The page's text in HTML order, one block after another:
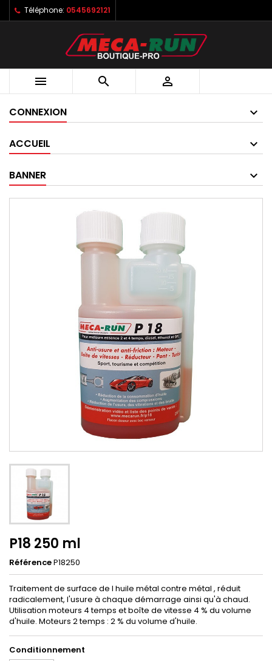
Téléphone: 0545692121
  
CONNEXION
ACCUEIL
BANNER
P18 250 ml
RéférenceP18250
Traitement de surface de l huile métal contre métal , réduit
radicalement, l'usure à chaque démarrage ainsi qu'à chaud.
Utilisation moteurs 4 temps et boîte de vitesse 4 % du volume
d'huile. Moteurs 2 temps : 2 % du volume d'huile.
Conditionnement